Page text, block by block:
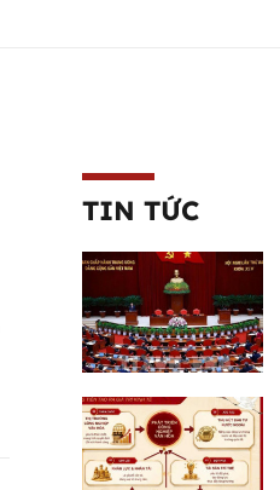
TIN TỨC